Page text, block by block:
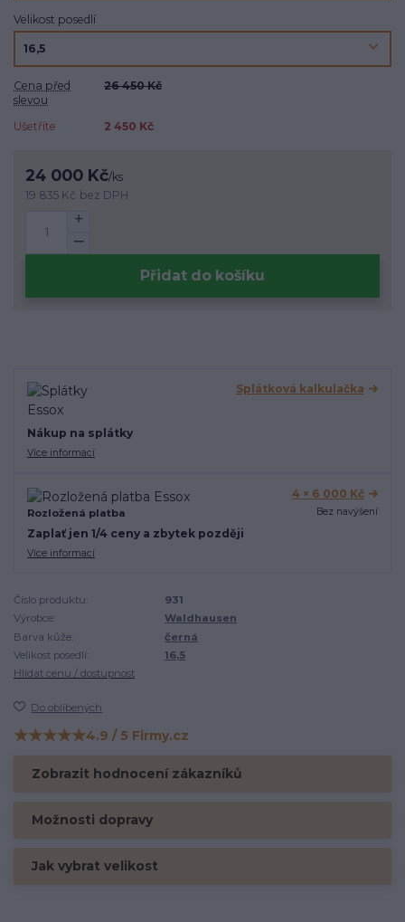
Velikost posedlí
Cena před
slevou
26 450 Kč
Ušetříte 2 450 Kč
24 000 Kč/ks
19 835 Kč bez DPH
Přidat do košíku
Splátková kalkulačka
Nákup na splátky
Více informací
Rozložená platba
4 × 6 000 Kč
Bez navýšení
Zaplať jen 1/4 ceny a zbytek později
Více informací
Číslo produktu:
931
Výrobce:
Waldhausen
Barva kůže:
černá
Velikost posedlí:
16,5
Hlídat cenu / dostupnost
Do oblíbených
Hodnocení na Firmy.cz
★★★★★4.9 / 5 Firmy.cz
Zobrazit hodnocení zákazníků
Možnosti dopravy
Jak vybrat velikost